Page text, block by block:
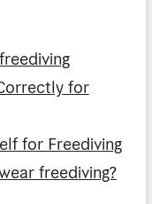
for
for Freediving
freediving?